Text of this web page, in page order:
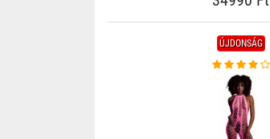
ÚJDONSÁG